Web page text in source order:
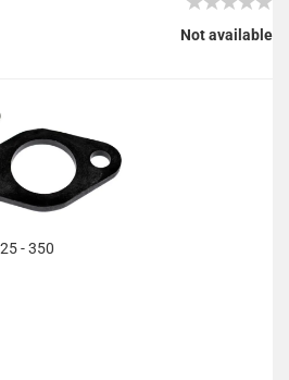
Not available
- 350